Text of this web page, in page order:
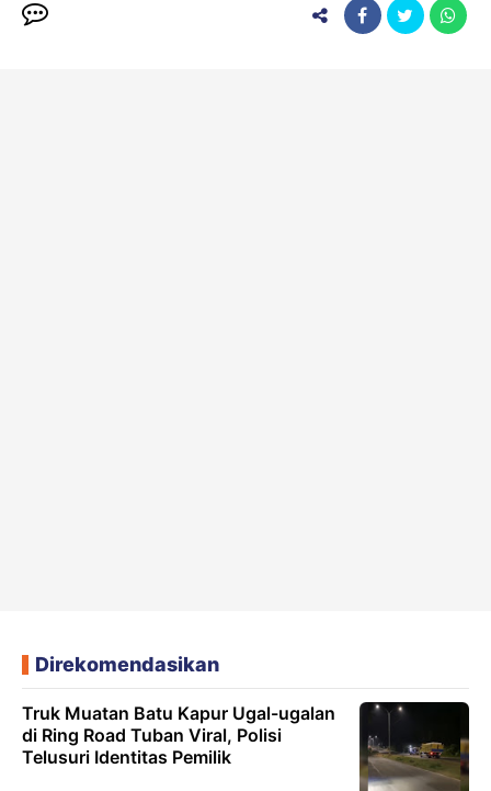
Direkomendasikan
Truk Muatan Batu Kapur Ugal-ugalan
di Ring Road Tuban Viral, Polisi
Telusuri Identitas Pemilik